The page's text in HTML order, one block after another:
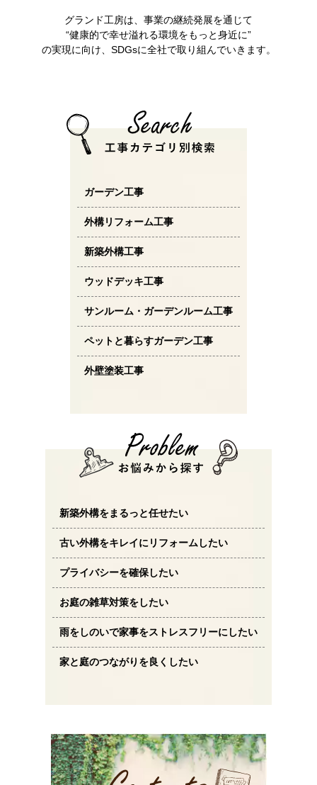
グランド工房は、事業の継続発展を通じて
“健康的で幸せ溢れる環境をもっと身近に”
の実現に向け、SDGsに全社で取り組んでいきます。
ガーデン工事
外構リフォーム工事
新築外構工事
ウッドデッキ工事
サンルーム・ガーデンルーム工事
ペットと暮らすガーデン工事
外壁塗装工事
新築外構をまるっと任せたい
古い外構をキレイにリフォームしたい
プライバシーを確保したい
お庭の雑草対策をしたい
雨をしのいで家事をストレスフリーにしたい
家と庭のつながりを良くしたい